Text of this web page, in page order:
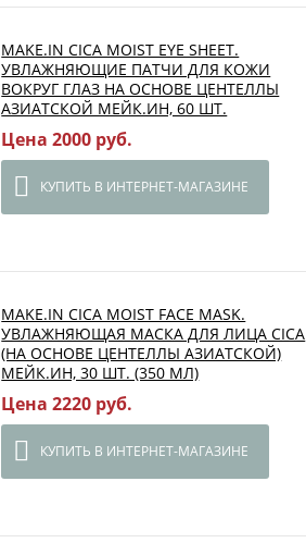
MAKE.IN CICA MOIST EYE SHEET.
УВЛАЖНЯЮЩИЕ ПАТЧИ ДЛЯ КОЖИ
ВОКРУГ ГЛАЗ НА ОСНОВЕ ЦЕНТЕЛЛЫ
АЗИАТСКОЙ МЕЙК.ИН, 60 ШТ.
Цена 2000 руб.
КУПИТЬ В ИНТЕРНЕТ-МАГАЗИНЕ
MAKE.IN CICA MOIST FACE MASK.
УВЛАЖНЯЮЩАЯ МАСКА ДЛЯ ЛИЦА CICA
(НА ОСНОВЕ ЦЕНТЕЛЛЫ АЗИАТСКОЙ)
МЕЙК.ИН, 30 ШТ. (350 МЛ)
Цена 2220 руб.
КУПИТЬ В ИНТЕРНЕТ-МАГАЗИНЕ